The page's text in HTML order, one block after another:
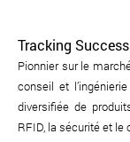
Tracking
Pionnier sur le
conseil et
diversifiée de
RFID, la sécurité et le